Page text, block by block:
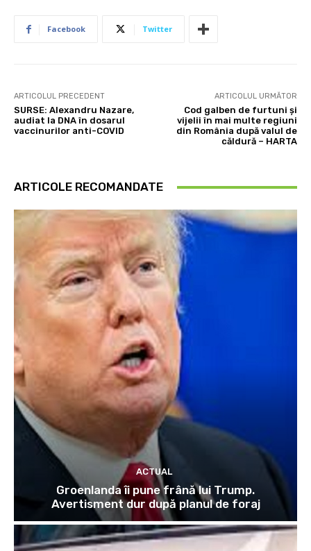
Facebook Twitter
ARTICOLUL PRECEDENT
SURSE: Alexandru Nazare,
audiat la DNA în dosarul
vaccinurilor anti-COVID
ARTICOLUL URMĂTOR
Cod galben de furtuni și
vijelii în mai multe regiuni
din România după valul de
căldură – HARTA
ARTICOLE RECOMANDATE
ACTUAL
Groenlanda îi pune frână lui Trump.
Avertisment dur după planul de foraj